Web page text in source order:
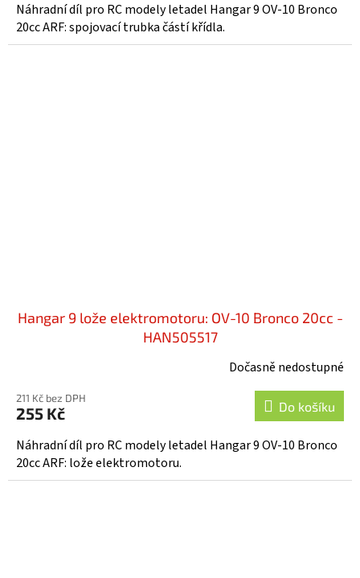
Náhradní díl pro RC modely letadel Hangar 9 OV-10 Bronco
20cc ARF: spojovací trubka částí křídla.
Hangar 9 lože elektromotoru: OV-10 Bronco 20cc -
HAN505517
Dočasně nedostupné
211 Kč bez DPH
255 Kč Do košíku
Náhradní díl pro RC modely letadel Hangar 9 OV-10 Bronco
20cc ARF: lože elektromotoru.